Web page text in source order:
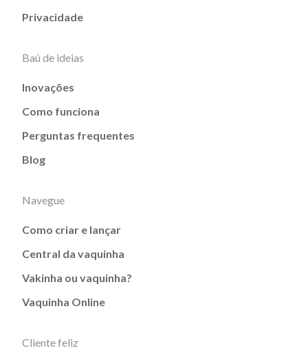
Privacidade
Baú de ideias
Inovações
Como funciona
Perguntas frequentes
Blog
Navegue
Como criar e lançar
Central da vaquinha
Vakinha ou vaquinha?
Vaquinha Online
Cliente feliz